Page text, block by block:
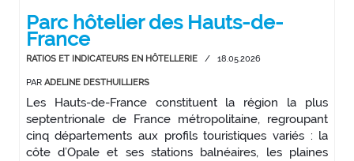
Parc hôtelier des Hauts-de-
France
RATIOS ET INDICATEURS EN HÔTELLERIE / 18.05.2026
PAR ADELINE DESTHUILLIERS
Les Hauts-de-France constituent la région la plus
septentrionale de France métropolitaine, regroupant
cinq départements aux profils touristiques variés : la
côte d’Opale et ses stations balnéaires, les plaines